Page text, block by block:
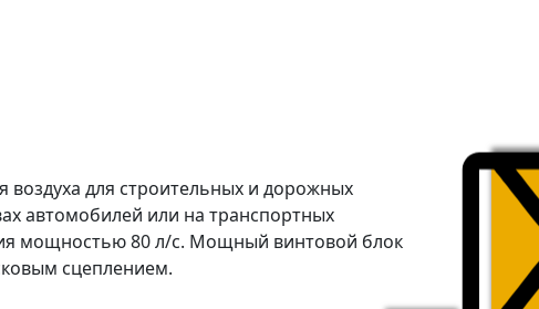
для строительных и дорожных
автомобилей или на транспортных
мощностью 80 л/с. Мощный винтовой блок
сцеплением.